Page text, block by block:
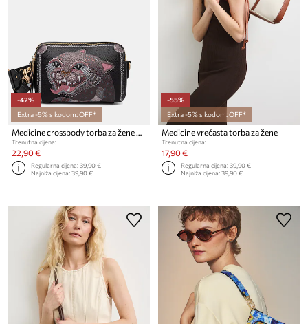
-42%
Extra -5% s kodom: OFF*
Medicine crossbody torba za žene od imitacije kože
Trenutna cijena:
22,90 €
Regularna cijena:39,90 €
Najniža cijena:39,90 €
-55%
Extra -5% s kodom: OFF*
Medicine vrećasta torba za žene
Trenutna cijena:
17,90 €
Regularna cijena:39,90 €
Najniža cijena:39,90 €